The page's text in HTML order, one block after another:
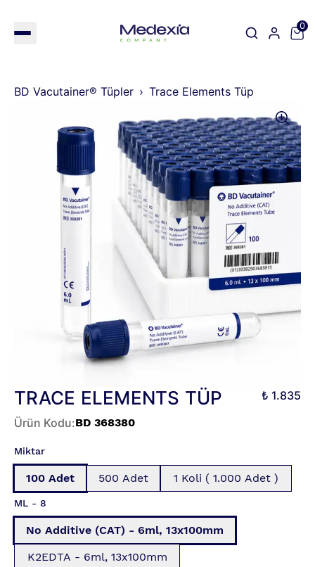
0
BD Vacutainer® Tüpler Trace Elements Tüp
TRACE ELEMENTS TÜP
₺ 1.835
Ürün Kodu:BD 368380
Miktar
100 Adet 500 Adet 1 Koli ( 1.000 Adet )
ML - 8
No Additive (CAT) - 6ml, 13x100mm
K2EDTA - 6ml, 13x100mm